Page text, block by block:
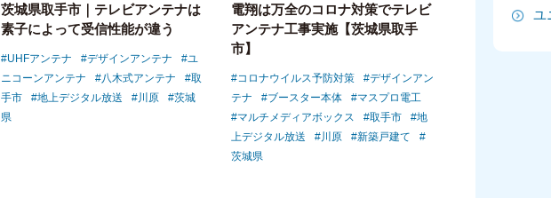
茨城県取手市｜テレビアンテナは
素子によって受信性能が違う
UHFアンテナ デザインアンテナ
ユ
ニコーンアンテナ
八木式アンテナ
取
手市
地上デジタル放送 川原
茨城
県
電翔は万全のコロナ対策でテレビ
アンテナ工事実施【茨城県取手
市】
コロナウイルス予防対策
デザインアン
テナ
ブースター本体
マスプロ電工
マルチメディアボックス
取手市
地
上デジタル放送
川原
新築戸建て
茨城県
ユ